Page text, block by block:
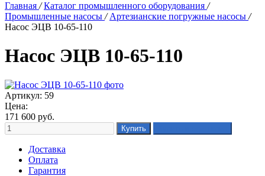
Главная / Каталог промышленного оборудования /
Промышленные насосы / Артезианские погружные насосы /
Насос ЭЦВ 10-65-110
Насос ЭЦВ 10-65-110
Артикул: 59
Цена:
171 600 руб.
Доставка
Оплата
Гарантия